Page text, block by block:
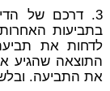
3. דרכם של
בתביעות
לדחות את
התוצאה שהגיע
את התביעה.